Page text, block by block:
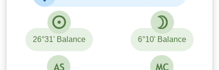
26°31' Balance 6°10' Balance